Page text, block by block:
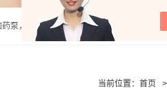
泵，计量泵，气动隔膜泵，PH计，酸度计 |
当前位置： 首页